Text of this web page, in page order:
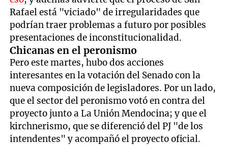
Rafael está "viciado" de irregularidades que
podrían traer problemas a futuro por posibles
presentaciones de inconstitucionalidad.
Chicanas en el peronismo
Pero este martes, hubo dos acciones
interesantes en la votación del Senado con la
nueva composición de legisladores. Por un lado,
que el sector del peronismo votó en contra del
proyecto junto a La Unión Mendocina; y que el
kirchnerismo, que se diferenció del PJ "de los
intendentes" y acompañó el proyecto oficial.